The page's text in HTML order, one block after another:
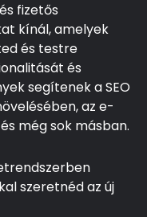
fizetős
kínál, amelyek
és testre
és
segítenek a SEO
az e-
még sok másban.
szeretnéd az új